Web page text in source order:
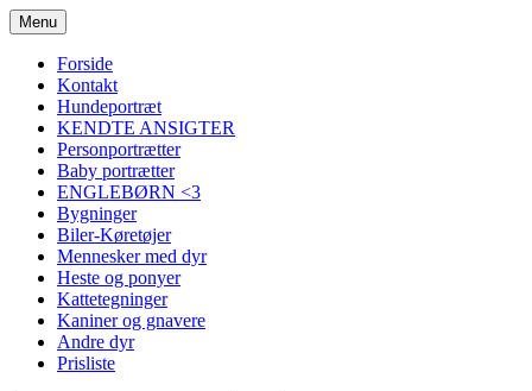
Menu Hop
til
indhold
Forside
Kontakt
Hundeportræt
KENDTE ANSIGTER
Personportrætter
Baby portrætter
ENGLEBØRN <3
Bygninger
Biler-Køretøjer
Mennesker med dyr
Heste og ponyer
Kattetegninger
Kaniner og gnavere
Andre dyr
Prisliste